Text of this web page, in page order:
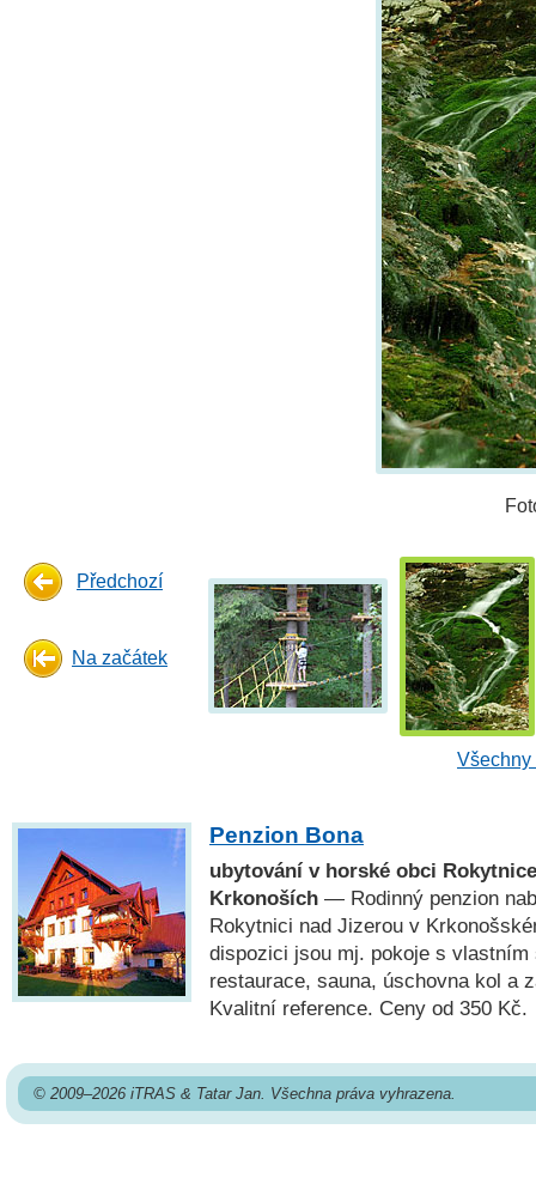
Předchozí
Na začátek
Všechny
Penzion Bona
ubytování v horské obci
Krkonoších — Rodinný penzion
Rokytnici nad Jizerou v
dispozici jsou mj. pokoje s
restaurace, sauna, úschovna kol a
Kvalitní reference. Ceny od 350 Kč.
© 2009–2026 iTRAS & Tatar Jan. Všechna práva vyhrazena.